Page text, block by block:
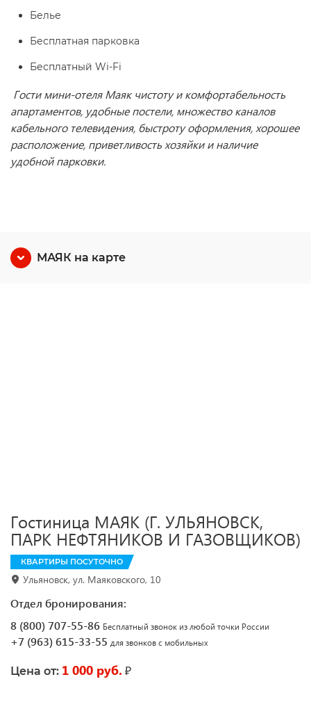
Белье
Бесплатная парковка
Бесплатный Wi-Fi
Гости мини-отеля Маяк чистоту и комфортабельность
апартаментов, удобные постели, множество каналов
кабельного телевидения, быстроту оформления, хорошее
расположение, приветливость хозяйки и наличие
удобной парковки.
МАЯК на карте
Гостиница МАЯК (Г. УЛЬЯНОВСК,
ПАРК НЕФТЯНИКОВ И ГАЗОВЩИКОВ)
КВАРТИРЫ ПОСУТОЧНО
Ульяновск, ул. Маяковского, 10
Отдел бронирования:
8 (800) 707-55-86 Бесплатный звонок из любой точки России
+7 (963) 615-33-55 для звонков с мобильных
Цена от: 1 000 руб. ₽